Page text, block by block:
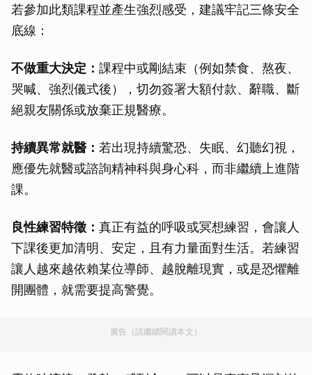
若參加此類課程並產生強烈感受，建議牢記三條安全
底線：
不做重大決定： 課程中或剛結束（例如禁食、熬夜、
哭喊、強烈儀式後），切勿簽署大額付款、辭職、斷
絕親友關係或放棄正規醫療。
持續異常就醫： 若出現持續驚恐、失眠、幻聽幻視，
應優先就醫或諮詢精神科與身心科，而非繼續上進階
課。
良性練習特徵： 真正有益的呼吸或冥想練習，會讓人
下課後更加清明、安定，且有力量面對生活。若練習
讓人越來越依賴某位導師、越脫離現實，或是恐懼離
開團體，就需要提高警覺。
廣告（請繼續閱讀本文）